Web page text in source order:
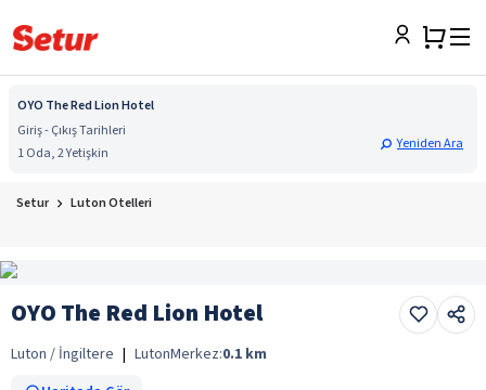
OYO The Red Lion Hotel
Giriş - Çıkış Tarihleri
1 Oda, 2 Yetişkin
Yeniden Ara
Setur Luton Otelleri
OYO The Red Lion Hotel
Luton / İngiltere | LutonMerkez:0.1 km